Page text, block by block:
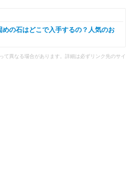
めの石はどこで入手するの？人気のお
て異なる場合があります。詳細は必ずリンク先のサイ